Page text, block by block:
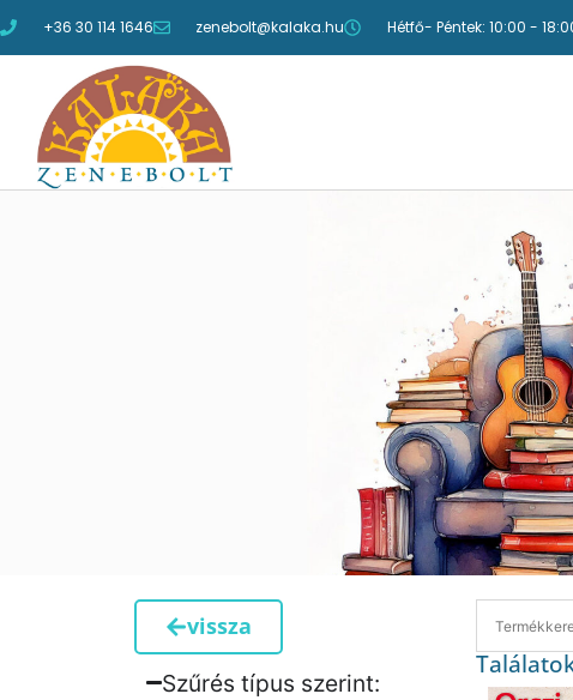
+36 30 114 1646 zenebolt@kalaka.hu Hétfő- Péntek: 10:00 -
vissza
Szűrés típus szerint:​